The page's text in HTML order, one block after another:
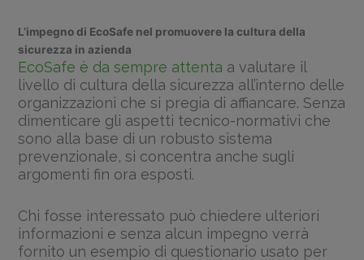
L’impegno di EcoSafe nel promuovere la cultura della
sicurezza in azienda
EcoSafe è da sempre attenta a valutare il
livello di cultura della sicurezza all’interno delle
organizzazioni che si pregia di affiancare. Senza
dimenticare gli aspetti tecnico-normativi che
sono alla base di un robusto sistema
prevenzionale, si concentra anche sugli
argomenti fin ora esposti.
Chi fosse interessato può chiedere ulteriori
informazioni e senza alcun impegno verrà
fornito un esempio di questionario usato per